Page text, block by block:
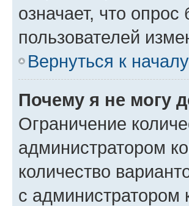
означает, что
пользователей
Вернуться к началу
Почему я не могу
Ограничение
администратором
количество
с администратором